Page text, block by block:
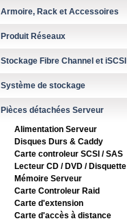
Armoire, Rack et Accessoires
Produit Réseaux
Stockage Fibre Channel et iSCSI
Système de stockage
Pièces détachées Serveur
Alimentation Serveur
Disques Durs & Caddy
Carte controleur SCSI / SAS
Lecteur CD / DVD / Disquette
Mémoire Serveur
Carte Controleur Raid
Carte d'extension
Carte d'accès à distance